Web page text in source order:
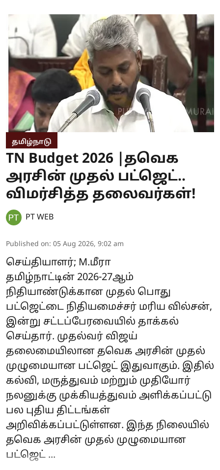
தமிழ்நாடு
TN Budget 2026 |தவெக
அரசின் முதல் பட்ஜெட்..
விமர்சித்த தலைவர்கள்!
PT WEB
Published on: 05 Aug 2026, 9:02 am
செய்தியாளர்; M.மீரா
தமிழ்நாட்டின் 2026-27ஆம்
நிதியாண்டுக்கான முதல் பொது
பட்ஜெட்டை நிதியமைச்சர் மரிய வில்சன்,
இன்று சட்டப்பேரவையில் தாக்கல்
செய்தார். முதல்வர் விஜய்
தலைமையிலான தவெக அரசின் முதல்
முழுமையான பட்ஜெட் இதுவாகும். இதில்
கல்வி, மருத்துவம் மற்றும் முதியோர்
நலனுக்கு முக்கியத்துவம் அளிக்கப்பட்டு
பல புதிய திட்டங்கள்
அறிவிக்கப்பட்டுள்ளன. இந்த நிலையில்
தவெக அரசின் முதல் முழுமையான
பட்ஜெட் ...